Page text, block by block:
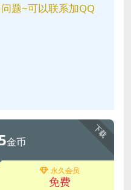
题~可以联系加QQ
下载
金币
永久会员
免费